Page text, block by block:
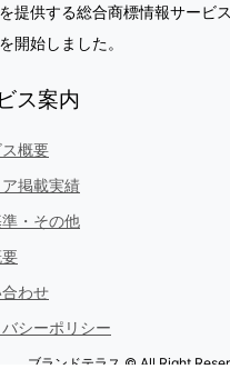
提供する総合商標情報サービ
開始しました。
ス案内
概要
ア掲載実績
・その他
わせ
シーポリシー
ブランドテラス © All Right